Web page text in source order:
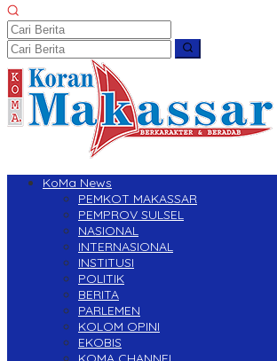
KoMa News
PEMKOT MAKASSAR
PEMPROV SULSEL
NASIONAL
INTERNASIONAL
INSTITUSI
POLITIK
BERITA
PARLEMEN
KOLOM OPINI
EKOBIS